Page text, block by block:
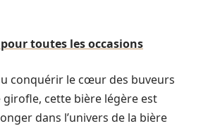
toutes les occasions
conquérir le cœur des buveurs
cette bière légère est
dans l’univers de la bière